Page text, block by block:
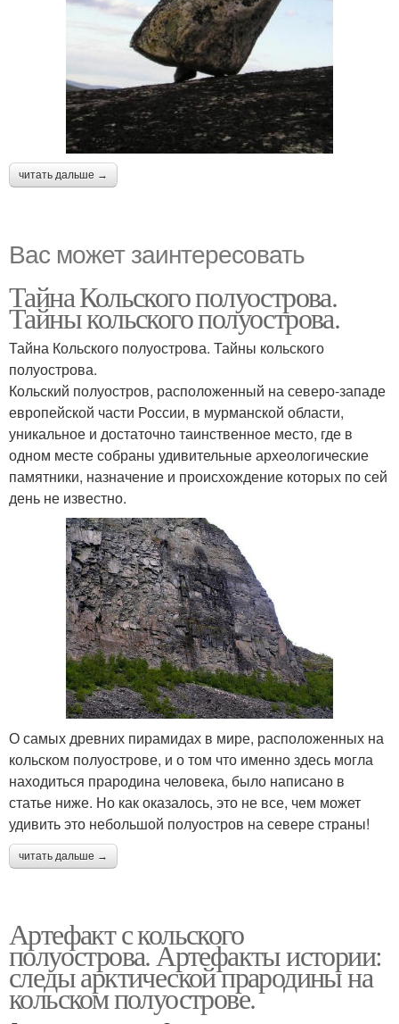
читать дальше →
Вас может заинтересовать
Тайна Кольского полуострова.
Тайны кольского полуострова.
Тайна Кольского полуострова. Тайны кольского
полуострова.
Кольский полуостров, расположенный на северо-западе
европейской части России, в мурманской области,
уникальное и достаточно таинственное место, где в
одном месте собраны удивительные археологические
памятники, назначение и происхождение которых по сей
день не известно.
О самых древних пирамидах в мире, расположенных на
кольском полуострове, и о том что именно здесь могла
находиться прародина человека, было написано в
статье ниже. Но как оказалось, это не все, чем может
удивить это небольшой полуостров на севере страны!
читать дальше →
Артефакт с кольского
полуострова. Артефакты истории:
следы арктической прародины на
кольском полуострове.